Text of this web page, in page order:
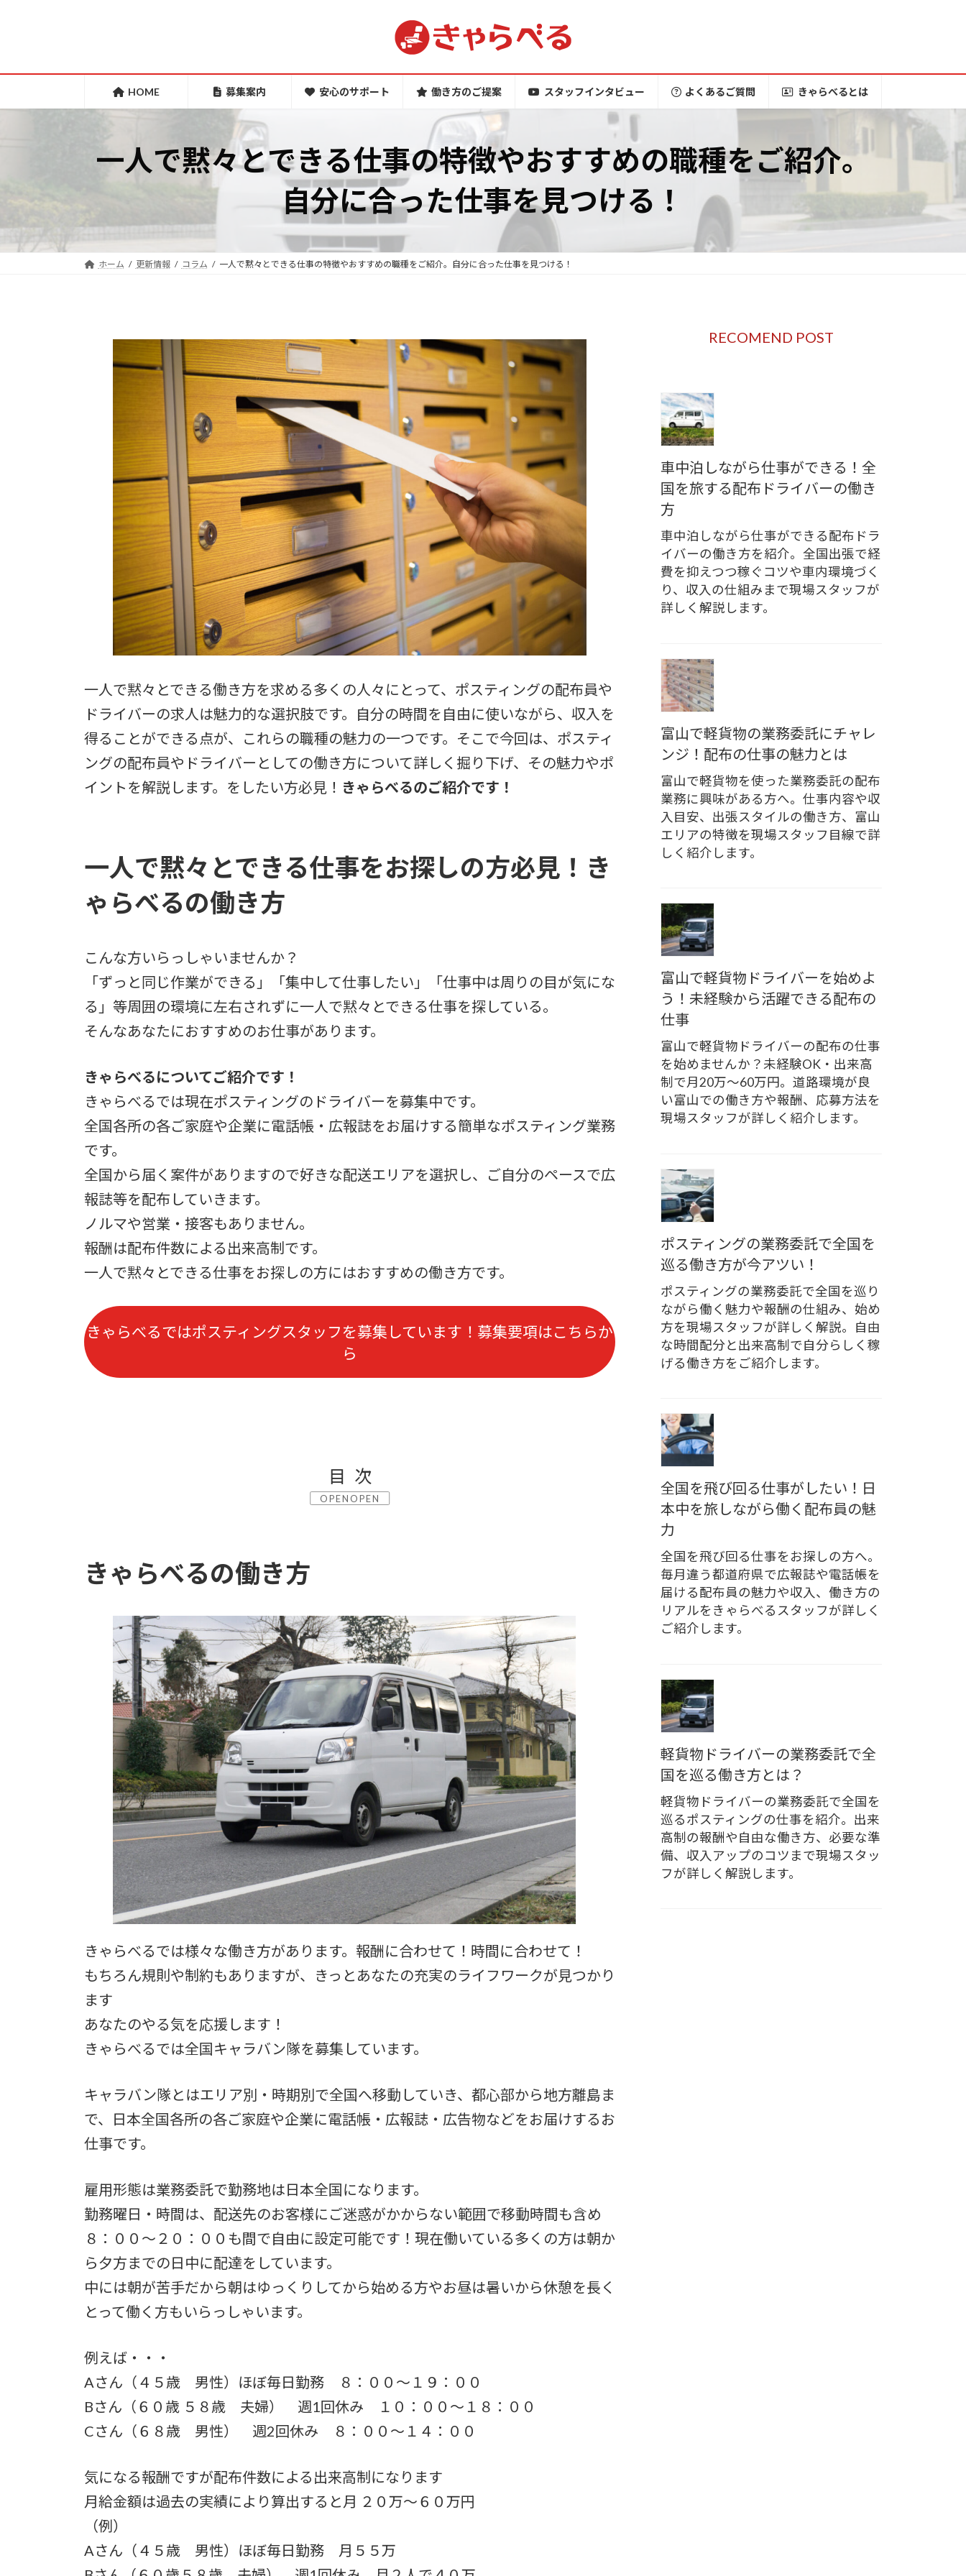
ン
へ
プ
ー
ョ
動
HOME 募集案内 安心のサポート 働き方のご提案 スタッフインタビュー よくあるご質問 きゃらべるとは
一人で黙々とできる仕事の特徴やおすすめの職種をご紹介。
自分に合った仕事を見つける！
ホーム 更新情報 コラム 一人で黙々とできる仕事の特徴やおすすめの職種をご紹介。自分に合った仕事を見つける！
一人で黙々とできる働き方を求める多くの人々にとって、ポスティングの配布員や
ドライバーの求人は魅力的な選択肢です。自分の時間を自由に使いながら、収入を
得ることができる点が、これらの職種の魅力の一つです。そこで今回は、ポスティ
ングの配布員やドライバーとしての働き方について詳しく掘り下げ、その魅力やポ
イントを解説します。をしたい方必見！ きゃらべるのご紹介です！
一人で黙々とできる仕事をお探しの方必見！き
ゃらべるの働き方
こんな方いらっしゃいませんか？
「ずっと同じ作業ができる」「集中して仕事したい」「仕事中は周りの目が気にな
る」等周囲の環境に左右されずに一人で黙々とできる仕事を探している。
そんなあなたにおすすめのお仕事があります。
きゃらべるについてご紹介です！
きゃらべるでは現在ポスティングのドライバーを募集中です。
全国各所の各ご家庭や企業に電話帳・広報誌をお届けする簡単なポスティング業務
です。
全国から届く案件がありますので好きな配送エリアを選択し、ご自分のペースで広
報誌等を配布していきます。
ノルマや営業・接客もありません。
報酬は配布件数による出来高制です。
一人で黙々とできる仕事をお探しの方にはおすすめの働き方です。
きゃらべるではポスティングスタッフを募集しています！ 募集要項はこちらか
ら
目次
OPEN
2.
3.1.
3.2.
3.3.
3.4.
3.5.
4.1.
4.3.
4.4.
4.5.
5.
5.1.
5.2.
5.3.
5.4.
5.5.
6.
6.1.
6.2.
6.3.
6.4.
きゃらべるの働き方
きゃらべるでは様々な働き方があります。報酬に合わせて！時間に合わせて！
もちろん規則や制約もありますが、きっとあなたの充実のライフワークが見つかり
ます
あなたのやる気を応援します！
きゃらべるでは全国キャラバン隊を募集しています。
キャラバン隊とはエリア別・時期別で全国へ移動していき、都心部から地方離島ま
で、日本全国各所の各ご家庭や企業に電話帳・広報誌・広告物などをお届けするお
仕事です。
雇用形態は業務委託で勤務地は日本全国になります。
勤務曜日・時間は、配送先のお客様にご迷惑がかからない範囲で移動時間も含め
８：００～２０：００も間で自由に設定可能です！現在働いている多くの方は朝か
ら夕方までの日中に配達をしています。
中には朝が苦手だから朝はゆっくりしてから始める方やお昼は暑いから休憩を長く
とって働く方もいらっしゃいます。
例えば・・・
Aさん（４５歳 男性）ほぼ毎日勤務 ８：００～１９：００
Bさん（６０歳 ５８歳 夫婦） 週1回休み １０：００～１８：００
Cさん（６８歳 男性） 週2回休み ８：００～１４：００
気になる報酬ですが配布件数による出来高制になります
月給金額は過去の実績により算出すると月 ２０万～６０万円
（例）
Aさん（４５歳 男性）ほぼ毎日勤務 月５５万
RECOMEND POST
車中泊しながら仕事ができる！全
国を旅する配布ドライバーの働き
方
車中泊しながら仕事ができる配布ドラ
イバーの働き方を紹介。全国出張で経
費を抑えつつ稼ぐコツや車内環境づく
り、収入の仕組みまで現場スタッフが
詳しく解説します。
富山で軽貨物の業務委託にチャレ
ンジ！配布の仕事の魅力とは
富山で軽貨物を使った業務委託の配布
業務に興味がある方へ。仕事内容や収
入目安、出張スタイルの働き方、富山
エリアの特徴を現場スタッフ目線で詳
しく紹介します。
富山で軽貨物ドライバーを始めよ
う！未経験から活躍できる配布の
仕事
富山で軽貨物ドライバーの配布の仕事
を始めませんか？未経験OK・出来高
制で月20万〜60万円。道路環境が良
い富山での働き方や報酬、応募方法を
現場スタッフが詳しく紹介します。
ポスティングの業務委託で全国を
巡る働き方が今アツい！
ポスティングの業務委託で全国を巡り
ながら働く魅力や報酬の仕組み、始め
方を現場スタッフが詳しく解説。自由
な時間配分と出来高制で自分らしく稼
げる働き方をご紹介します。
全国を飛び回る仕事がしたい！日
本中を旅しながら働く配布員の魅
力
全国を飛び回る仕事をお探しの方へ。
毎月違う都道府県で広報誌や電話帳を
届ける配布員の魅力や収入、働き方の
リアルをきゃらべるスタッフが詳しく
ご紹介します。
軽貨物ドライバーの業務委託で全
国を巡る働き方とは？
軽貨物ドライバーの業務委託で全国を
巡るポスティングの仕事を紹介。出来
高制の報酬や自由な働き方、必要な準
備、収入アップのコツまで現場スタッ
フが詳しく解説します。